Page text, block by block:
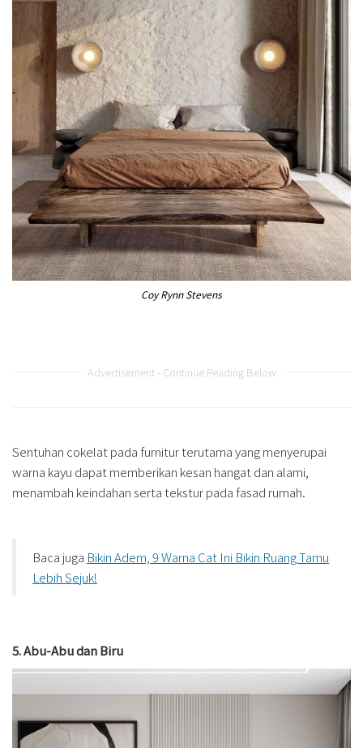
Coy Rynn Stevens
Advertisement - Continue Reading Below
Sentuhan cokelat pada furnitur terutama yang menyerupai
warna kayu dapat memberikan kesan hangat dan alami,
menambah keindahan serta tekstur pada fasad rumah.
Baca juga Bikin Adem, 9 Warna Cat Ini Bikin Ruang Tamu
Lebih Sejuk!
5. Abu-Abu dan Biru